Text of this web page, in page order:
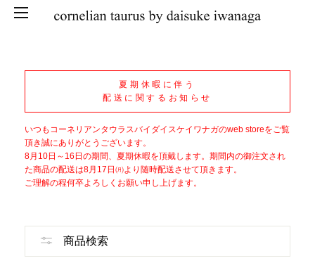
SKIP
夏期休暇に伴う
配送に関するお知らせ
いつもコーネリアンタウラスバイダイスケイワナガのweb storeをご覧
頂き誠にありがとうございます。
8月10日～16日の期間、夏期休暇を頂戴します。期間内の御注文され
た商品の配送は8月17日㈪より随時配送させて頂きます。
ご理解の程何卒よろしくお願い申し上げます。
商品検索